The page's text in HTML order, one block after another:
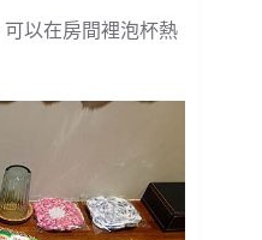
以在房間裡泡杯熱